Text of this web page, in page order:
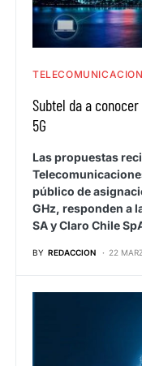
Subtel da a
5G
Las propuestas
público de
GHz, responden a
SA y Claro Chile
BY REDACCION 22